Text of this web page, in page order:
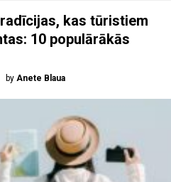
kas tūristiem
10 populārākās
byAnete Blaua